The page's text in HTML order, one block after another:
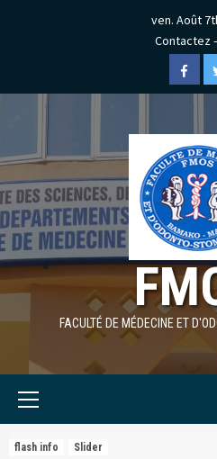
ven. Août
Contactez
FACULTÉ DE MÉDECINE ET
flash info Slider